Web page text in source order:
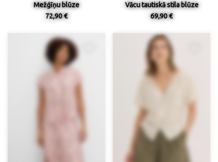
Mežģīņu blūze
72,90 €
Vācu tautiskā stila blūze
69,90 €